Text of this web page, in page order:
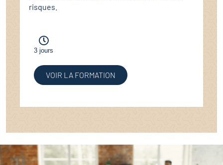
risques.
3 jours
VOIR LA FORMATION